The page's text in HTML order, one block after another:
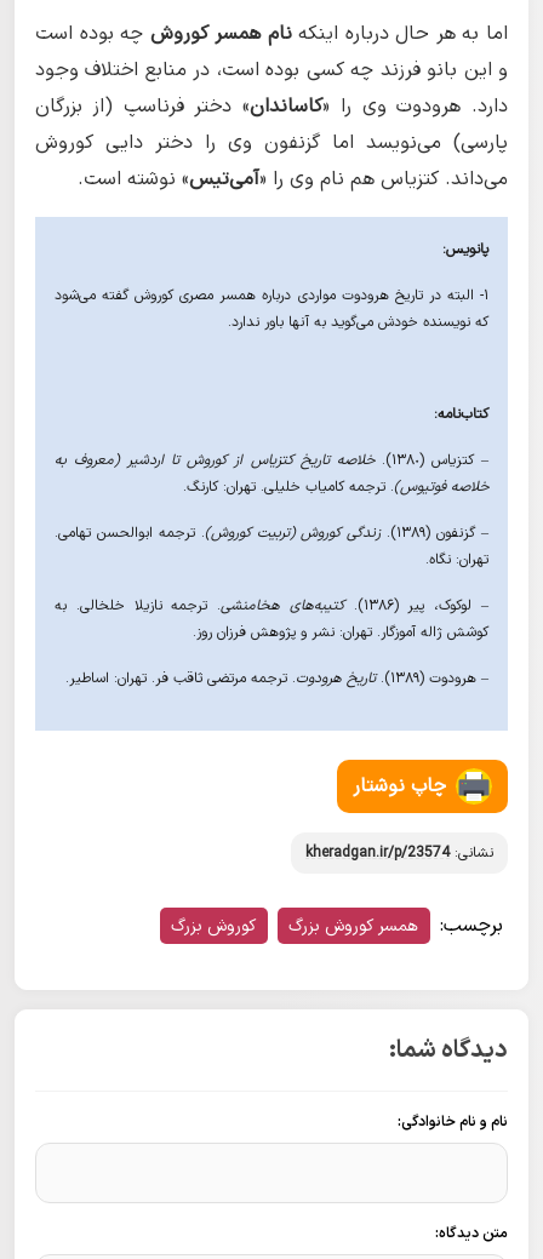
اما به هر حال درباره اینکهنام همسر کوروش چه بوده است
و این بانو فرزند چه کسی بوده است، در منابع اختلاف وجود
دارد. هرودوت وی را «کاساندان» دختر فرناسپ (از بزرگان
پارسی) می‌نویسد اما گزنفون وی را دختر دایی کوروش
می‌داند. کتزیاس هم نام وی را «آمی‌تیس» نوشته است.
پانویس:
۱- البته در تاریخ هرودوت مواردی درباره همسر مصری کوروش گفته می‌شود
که نویسنده خودش می‌گوید به آنها باور ندارد.
کتاب‌نامه:
– کتزیاس (١٣٨٠).
خلاصه تاریخ کتزیاس از کوروش تا اردشیر (معروف به
خلاصه فوتیوس). ترجمه کامیاب خلیلی. تهران: کارنگ.
– گزنفون (١٣٨٩). زندگی کوروش (تربیت کوروش). ترجمه ابوالحسن تهامی.
تهران: نگاه.
– لوکوک، پیر (۱۳۸۶). کتیبه‌های هخامنشی. ترجمه نازیلا خلخالی. به
کوشش ژاله آموزگار. تهران: نشر و پژوهش فرزان روز.
– هرودوت (١٣٨٩). تاریخ هرودوت. ترجمه مرتضی ثاقب فر. تهران: اساطیر.
چاپ نوشتار
نشانی:kheradgan.ir/p/23574
برچسب: همسر کوروش بزرگ کوروش بزرگ
دیدگاه شما:
نام و نام خانوادگی:
متن دیدگاه: